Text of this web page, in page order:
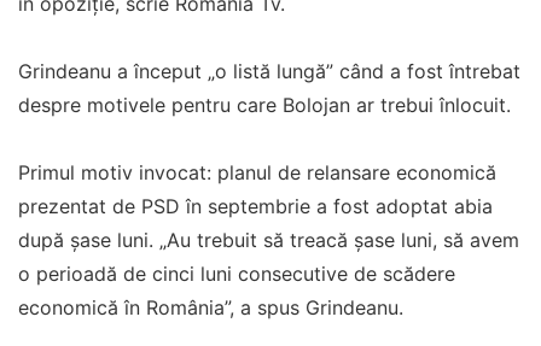
Grindeanu a început „o listă lungă” când a fost întrebat
despre motivele pentru care Bolojan ar trebui înlocuit.
Primul motiv invocat: planul de relansare economică
prezentat de PSD în septembrie a fost adoptat abia
după șase luni. „Au trebuit să treacă șase luni, să avem
o perioadă de cinci luni consecutive de scădere
economică în România”, a spus Grindeanu.